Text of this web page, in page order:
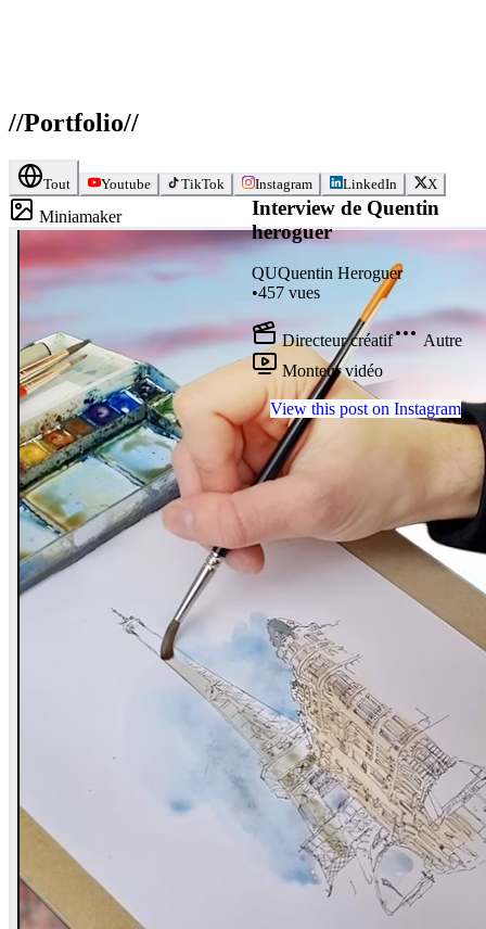
//Portfolio//
Tout Youtube TikTok Instagram LinkedIn X
Miniamaker
Interview de Quentin
heroguer
QUQuentin Heroguer
•457 vues
Directeur créatif
Autre
Monteur vidéo
View this post on Instagram